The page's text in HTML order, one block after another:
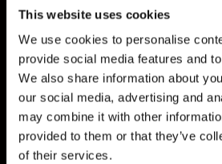
This website uses cookies
We use cookies to personalise
provide social media features and
We also share information about
our social media, advertising and
may combine it with other
provided to them or that they’ve
of their services.
Gasthaus Löwenthor
Bruchsaler Str. 4
75053 Gondelsheim
https://loewenthor.eu/